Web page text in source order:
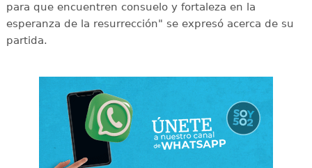
para que encuentren consuelo y fortaleza en la
esperanza de la resurrección" se expresó acerca de su
partida.